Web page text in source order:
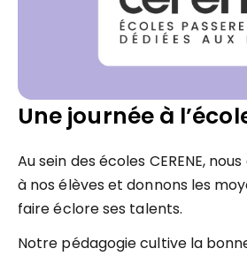
Une journée à
Au sein des écoles CERENE,
à nos élèves et donnons les
faire éclore ses talents.
Notre pédagogie cultive la